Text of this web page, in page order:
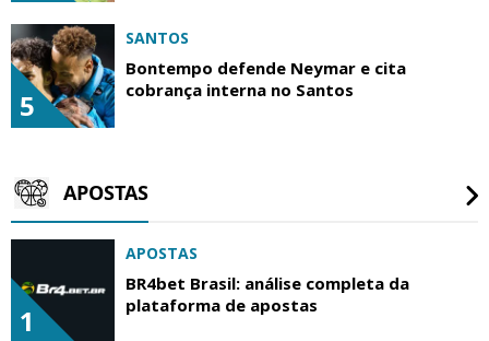
5
SANTOS
Bontempo defende Neymar e cita
cobrança interna no Santos
APOSTAS
1
APOSTAS
BR4bet Brasil: análise completa da
plataforma de apostas